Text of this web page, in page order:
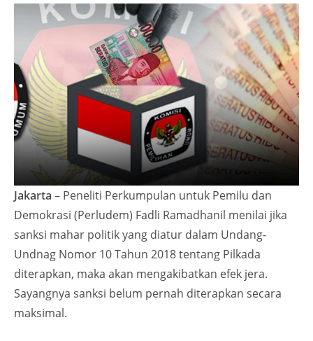
Jakarta – Peneliti Perkumpulan untuk Pemilu dan
Demokrasi (Perludem) Fadli Ramadhanil menilai jika
sanksi mahar politik yang diatur dalam Undang-
Undnag Nomor 10 Tahun 2018 tentang Pilkada
diterapkan, maka akan mengakibatkan efek jera.
Sayangnya sanksi belum pernah diterapkan secara
maksimal.